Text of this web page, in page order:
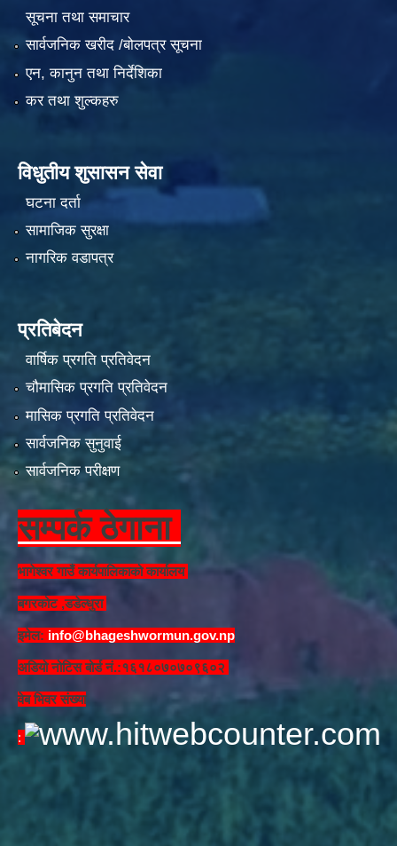
सूचना तथा समाचार
सार्वजनिक खरीद /बोलपत्र सूचना
एन, कानुन तथा निर्देशिका
कर तथा शुल्कहरु
विधुतीय शुसासन सेवा
घटना दर्ता
सामाजिक सुरक्षा
नागरिक वडापत्र
प्रतिबेदन
वार्षिक प्रगति प्रतिवेदन
चौमासिक प्रगति प्रतिवेदन
मासिक प्रगति प्रतिवेदन
सार्वजनिक सुनुवाई
सार्वजनिक परीक्षण
सम्पर्क ठेगाना
भागेश्वर गाउँ कार्यपालिकाको कार्यालय
बगरकोट ,डडेल्धुरा
इमेल: info@bhageshwormun.gov.np
अडियो नोटिस बोर्ड नं.:१६१८०७०७०९६०२
वेब भिवर संख्या
: ​